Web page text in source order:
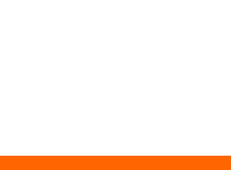
y el cumplimiento en la